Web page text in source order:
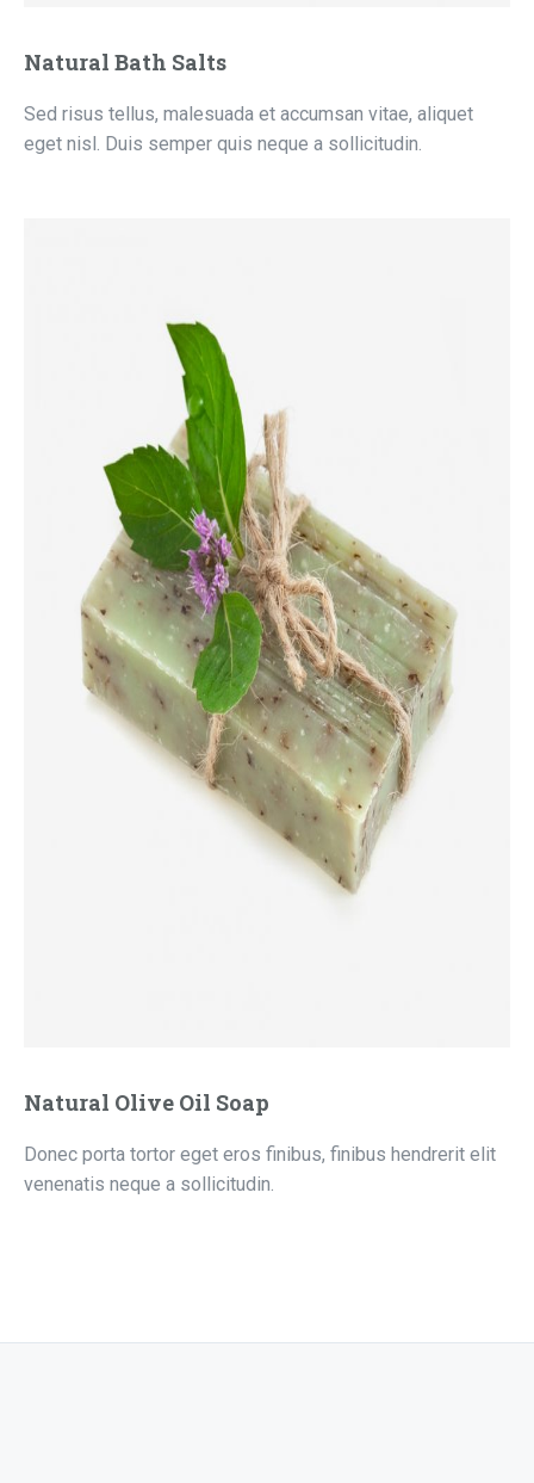
Natural Bath Salts
Sed risus tellus, malesuada et accumsan vitae, aliquet
eget nisl. Duis semper quis neque a sollicitudin.
Natural Olive Oil Soap
Donec porta tortor eget eros finibus, finibus hendrerit elit
venenatis neque a sollicitudin.